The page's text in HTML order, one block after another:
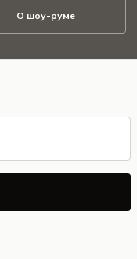
О шоу-руме